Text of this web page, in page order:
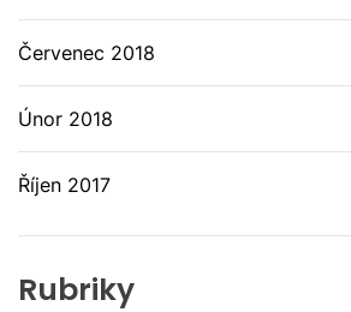
Červenec 2018
Únor 2018
Říjen 2017
Rubriky